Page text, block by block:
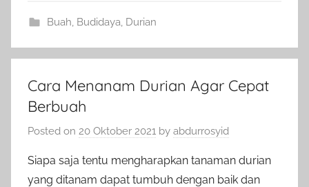
Buah, Budidaya, Durian
Cara Menanam Durian Agar Cepat
Berbuah
Posted on 20 Oktober 2021 by abdurrosyid
Siapa saja tentu mengharapkan tanaman durian
yang ditanam dapat tumbuh dengan baik dan